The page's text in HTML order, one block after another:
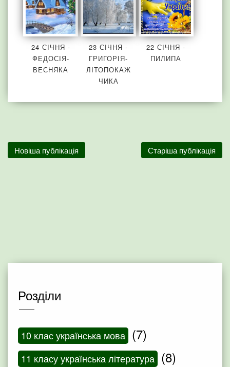
24 СІЧНЯ -
ФЕДОСІЯ-
ВЕСНЯКА
23 СІЧНЯ -
ГРИГОРІЯ-
ЛІТОПОКАЖ
ЧИКА
22 СІЧНЯ -
ПИЛИПА
Новіша публікація Старіша публікація
Розділи
10 клас українська мова (7)
11 класу українська література (8)